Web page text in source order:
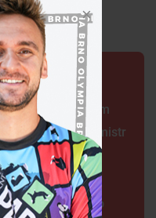
šermíři. Jsem
řekl čerstvý mistr
se popralo